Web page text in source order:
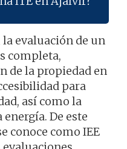
evaluación de un
completa,
de la propiedad en
para
así como la
De este
conoce como IEE